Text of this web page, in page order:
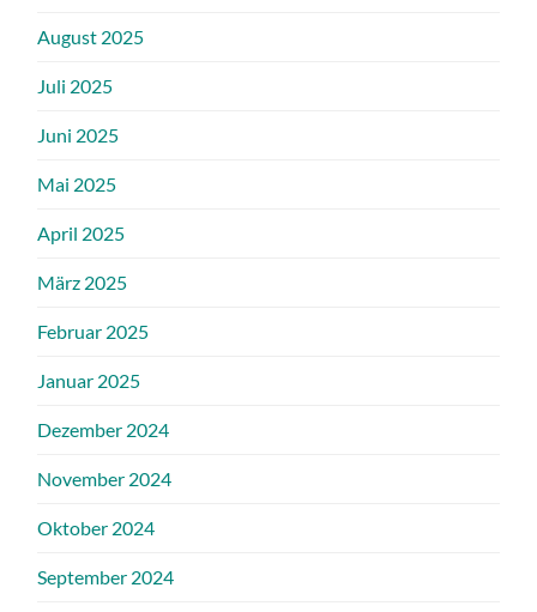
August 2025
Juli 2025
Juni 2025
Mai 2025
April 2025
März 2025
Februar 2025
Januar 2025
Dezember 2024
November 2024
Oktober 2024
September 2024